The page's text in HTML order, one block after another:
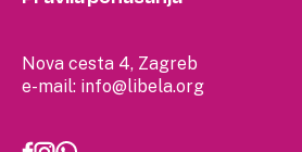
Nova cesta 4, Zagreb
e-mail: info@libela.org